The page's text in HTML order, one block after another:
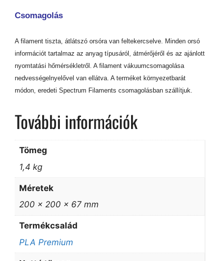
Csomagolás
A filament tiszta, átlátszó orsóra van feltekercselve. Minden orsó
információt tartalmaz az anyag típusáról, átmérőjéről és az ajánlott
nyomtatási hőmérsékletről. A filament vákuumcsomagolása
nedvességelnyelővel van ellátva. A terméket környezetbarát
módon, eredeti Spectrum Filaments csomagolásban szállítjuk.
További információk
Tömeg
1,4 kg
Méretek
200 × 200 × 67 mm
Termékcsalád
PLA Premium